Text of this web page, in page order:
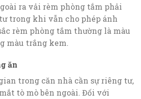
ra vải rèm phòng tắm phải
trong khi vẫn cho phép ánh
rèm phòng tắm thường là màu
màu trắng kem.
ăn
trong căn nhà cần sự riêng tư,
tò mò bên ngoài. Đối với